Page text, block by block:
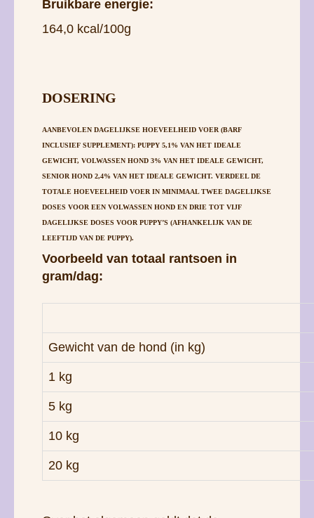
Bruikbare energie:
164,0 kcal/100g
DOSERING
AANBEVOLEN DAGELIJKSE HOEVEELHEID VOER (BARF
INCLUSIEF SUPPLEMENT): PUPPY 5,1% VAN HET IDEALE
GEWICHT, VOLWASSEN HOND 3% VAN HET IDEALE GEWICHT,
SENIOR HOND 2,4% VAN HET IDEALE GEWICHT. VERDEEL DE
TOTALE HOEVEELHEID VOER IN MINIMAAL TWEE DAGELIJKSE
DOSES VOOR EEN VOLWASSEN HOND EN DRIE TOT VIJF
DAGELIJKSE DOSES VOOR PUPPY’S (AFHANKELIJK VAN DE
LEEFTIJD VAN DE PUPPY).
Voorbeeld van totaal rantsoen in
gram/dag:
Gewicht van de hond (in kg)
1 kg
5 kg
10 kg
20 kg